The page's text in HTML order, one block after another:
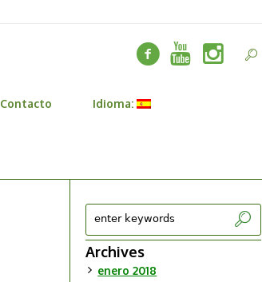
Contacto Idioma:
Archives
enero 2018